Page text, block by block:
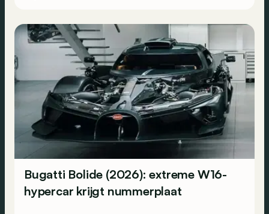
Bugatti Bolide (2026): extreme W16-
hypercar krijgt nummerplaat